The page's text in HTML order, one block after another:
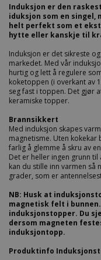
Induksjon er den
iduksjon som en singel,
helt perfekt som et
hytte eller kanskje til
Induksjon er det sikreste
markedet. Med vår
hurtig og lett å regulere
koketoppen (i overkant av
seg fast i toppen. Det gjør
keramiske topper.
Brannsikkert
Med induksjon skapes
magnetisme. Uten
farlig å glemme å skru av
Det er heller ingen grunn
kan du stille inn varmen så
grader, som er
NB: Husk at
magnetisk felt i
induksjonstopper. Du
dersom magneten
induksjontopp.
Produktinfo